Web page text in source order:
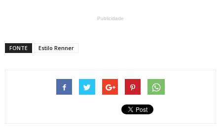
Publicidade
FONTE Estilo Renner